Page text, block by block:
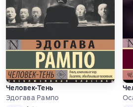
Человек-Тень
Эдогава Рампо